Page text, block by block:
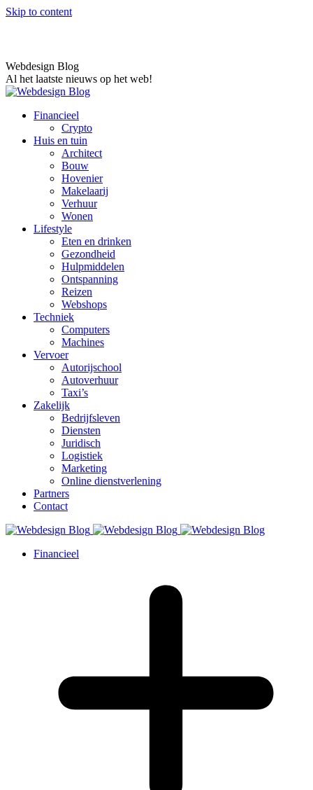
Skip to content
Webdesign Blog
Al het laatste nieuws op het web!
Financieel
Crypto
Huis en tuin
Architect
Bouw
Hovenier
Makelaarij
Verhuur
Wonen
Lifestyle
Eten en drinken
Gezondheid
Hulpmiddelen
Ontspanning
Reizen
Webshops
Techniek
Computers
Machines
Vervoer
Autorijschool
Autoverhuur
Taxi’s
Zakelijk
Bedrijfsleven
Diensten
Juridisch
Logistiek
Marketing
Online dienstverlening
Partners
Contact
Financieel